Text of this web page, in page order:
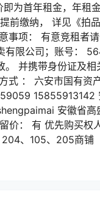
为首年租金，年租
前缴纳， 详见《拍
事项： 有意竞租者
有限公司；账号：
并携带身份证及
式 ： 六安市国有
15855913142
安徽省
： 有 优先购买权
204、105、205商铺